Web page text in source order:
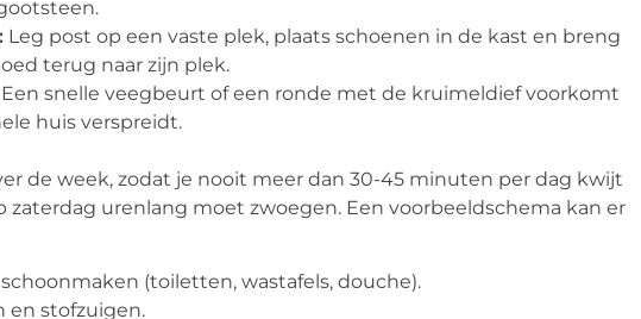
Leg post op een vaste plek, plaats schoenen in de kast en breng
terug naar zijn plek.
Een snelle veegbeurt of een ronde met de kruimeldief voorkomt
huis verspreidt.
de week, zodat je nooit meer dan 30-45 minuten per dag kwijt
urenlang moet zwoegen. Een voorbeeldschema kan er
(toiletten, wastafels, douche).
en stofzuigen.